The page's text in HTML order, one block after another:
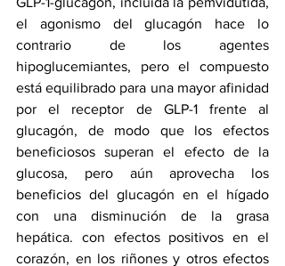
el agonismo del glucagón hace lo
contrario de los agentes
hipoglucemiantes, pero el compuesto
está equilibrado para una mayor afinidad
por el receptor de GLP-1 frente al
glucagón, de modo que los efectos
beneficiosos superan el efecto de la
glucosa, pero aún aprovecha los
beneficios del glucagón en el hígado
con una disminución de la grasa
hepática. con efectos positivos en el
corazón, en los riñones y otros efectos